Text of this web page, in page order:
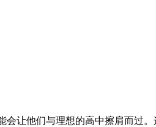
他们与理想的高中擦肩而过